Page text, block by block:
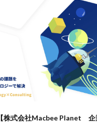
【株式会社Macbee Planet 企